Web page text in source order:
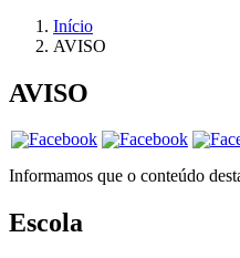
Início
AVISO
AVISO
Informamos que o conteúdo
Escola